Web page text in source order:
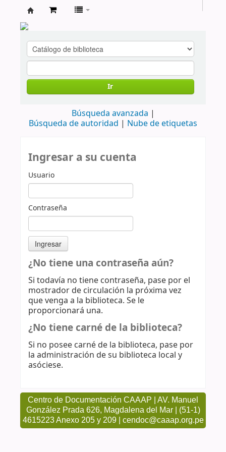
cendoc
Ir
Búsqueda avanzada
Búsqueda de autoridad
Nube de etiquetas
Ingresar a su cuenta
Usuario
Contraseña
¿No tiene una contraseña aún?
Si todavía no tiene contraseña, pase por el
mostrador de circulación la próxima vez
que venga a la biblioteca. Se le
proporcionará una.
¿No tiene carné de la biblioteca?
Si no posee carné de la biblioteca, pase por
la administración de su biblioteca local y
asóciese.
Centro de Documentación CAAAP | AV. Manuel
González Prada 626, Magdalena del Mar | (51-1)
4615223 Anexo 205 y 209 | cendoc@caaap.org.pe